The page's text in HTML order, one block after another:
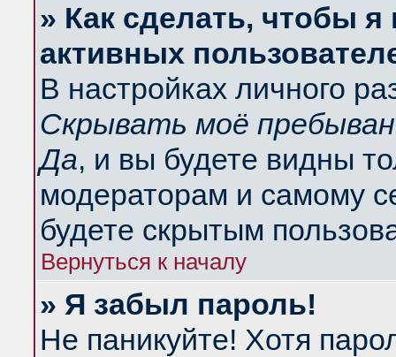
» Как сделать, чтобы
активных
В настройках личного
Скрывать моё
Да, и вы будете видны
модераторам и самому
будете скрытым
Вернуться к началу
» Я забыл пароль!
Не паникуйте! Хотя